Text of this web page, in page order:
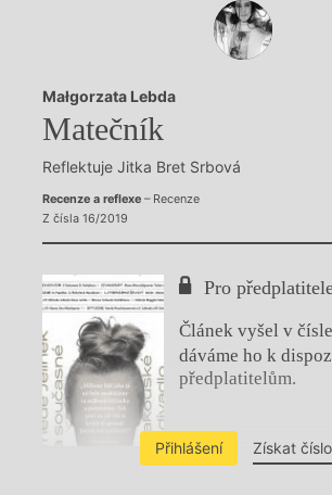
Rozhovory
Dokument
Výroční ceny
Małgorzata Lebda
Matečník
Reflektuje Jitka Bret Srbová
Recenze a reflexe– Recenze
Z čísla 16/2019
Pro
Článek vyšel v
dáváme ho k
předplatitelům.
Přihlášení Získat číslo